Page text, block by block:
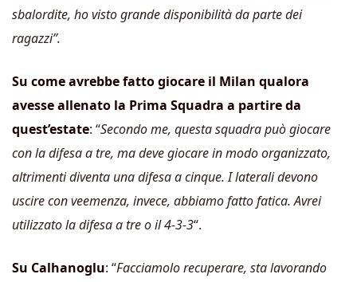
sbalordite, ho visto grande disponibilità da parte dei
ragazzi”.
Su come avrebbe fatto giocare il Milan qualora
avesse allenato la Prima Squadra a partire da
quest’estate: “Secondo me, questa squadra può giocare
con la difesa a tre, ma deve giocare in modo organizzato,
altrimenti diventa una difesa a cinque. I laterali devono
uscire con veemenza, invece, abbiamo fatto fatica. Avrei
utilizzato la difesa a tre o il 4-3-3“.
Su Calhanoglu: “Facciamolo recuperare, sta lavorando